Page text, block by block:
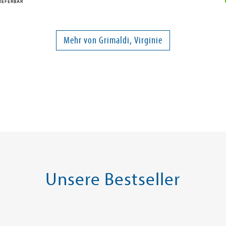
Mehr von Grimaldi, Virginie
Unsere Bestseller